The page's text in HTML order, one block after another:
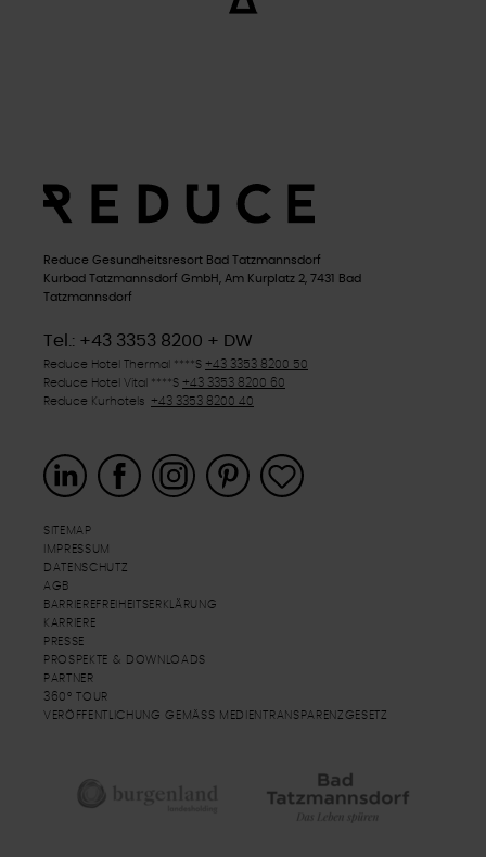
Reduce Gesundheitsresort Bad Tatzmannsdorf
Kurbad Tatzmannsdorf GmbH, Am Kurplatz 2, 7431 Bad
Tatzmannsdorf
Tel.: +43 3353 8200 + DW
Reduce Hotel Thermal ****S +43 3353 8200 50
Reduce Hotel Vital ****S +43 3353 8200 60
Reduce Kurhotels +43 3353 8200 40
SITEMAP
IMPRESSUM
DATENSCHUTZ
AGB
BARRIEREFREIHEITSERKLÄRUNG
KARRIERE
PRESSE
PROSPEKTE & DOWNLOADS
PARTNER
360° TOUR
VERÖFFENTLICHUNG GEMÄSS MEDIENTRANSPARENZGESETZ